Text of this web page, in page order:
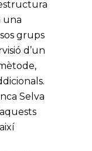
una
grups
d’un
Selva